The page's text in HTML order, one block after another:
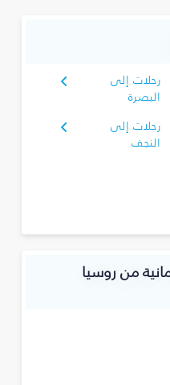
رحلات إلى
البصرة‎
رحلات إلى
النجف
رحلات رخيصة إلى السليمانية‎ من روسيا